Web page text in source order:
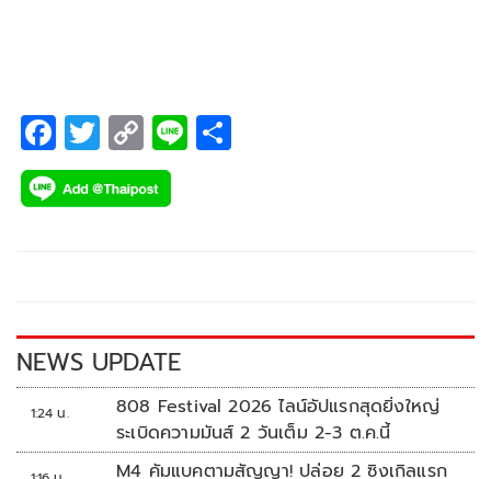
F
ac
e
k
T
wi
tt
C
o
p
k
Li
NEWS UPDATE
1:24 น.
808 Festival 2026 ไลน์อัปแรกสุดยิ่งใหญ่
ระเบิดความมันส์ 2 วันเต็ม 2-3 ต.ค.นี้
M4 คัมแบคตามสัญญา! ปล่อย 2 ซิงเกิลแรก